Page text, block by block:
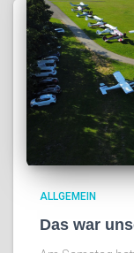
ALLGEMEIN
Das war